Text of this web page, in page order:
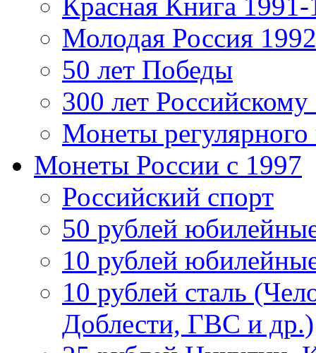
Молодая Россия
50 лет Победы
300 лет
Монеты
Монеты России c 1997
Российский спорт
50 рублей
10 рублей
10 рублей сталь
Доблести, ГВС и др.)